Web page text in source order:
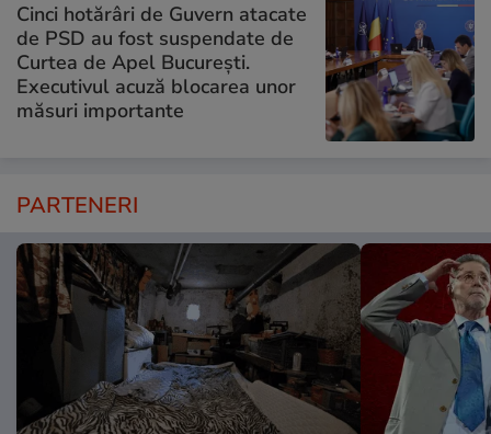
Cinci hotărâri de Guvern atacate
de PSD au fost suspendate de
Curtea de Apel București.
Executivul acuză blocarea unor
măsuri importante
PARTENERI